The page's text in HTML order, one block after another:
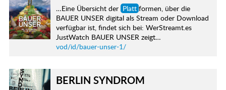
…Eine Übersicht der Platt formen, über die
BAUER UNSER digital als Stream oder Download
verfügbar ist, findet sich bei: WerStreamt.es
JustWatch BAUER UNSER zeigt…
vod/id/bauer-unser-1/
BERLIN SYNDROM